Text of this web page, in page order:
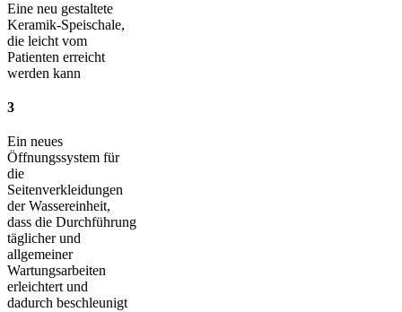
Eine neu gestaltete
Keramik-Speischale,
die leicht vom
Patienten erreicht
werden kann
3
Ein neues
Öffnungssystem für
die
Seitenverkleidungen
der Wassereinheit,
dass die Durchführung
täglicher und
allgemeiner
Wartungsarbeiten
erleichtert und
dadurch beschleunigt